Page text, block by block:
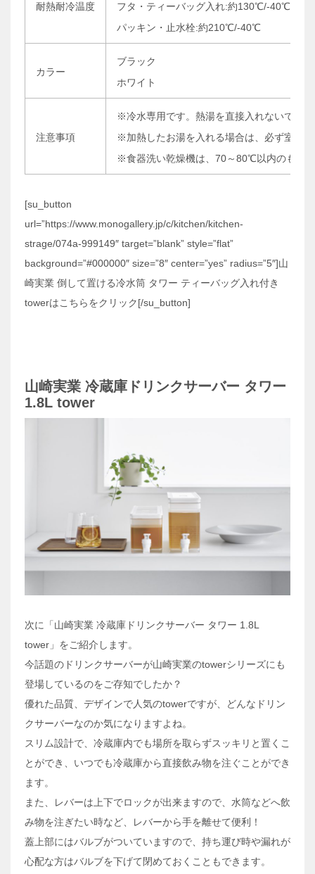
耐熱耐冷温度
フタ・ティーバッグ入れ:約130℃/-40℃
パッキン・止水栓:約210℃/-40℃
カラー
ブラック
ホワイト
注意事項
※冷水専用です。熱湯を直接入れないで下
※加熱したお湯を入れる場合は、必ず室温
※食器洗い乾燥機は、70～80℃以内のもの
[su_button
url=”https://www.monogallery.jp/c/kitchen/kitchen-
strage/074a-999149″ target=”blank” style=”flat”
background=”#000000″ size=”8″ center=”yes” radius=”5″]山
崎実業 倒して置ける冷水筒 タワー ティーバッグ入れ付き
towerはこちらをクリック[/su_button]
山崎実業 冷蔵庫ドリンクサーバー タワー
1.8L tower
次に「山崎実業 冷蔵庫ドリンクサーバー タワー 1.8L
tower」をご紹介します。
今話題のドリンクサーバーが山崎実業のtowerシリーズにも
登場しているのをご存知でしたか？
優れた品質、デザインで人気のtowerですが、どんなドリン
クサーバーなのか気になりますよね。
スリム設計で、冷蔵庫内でも場所を取らずスッキリと置くこ
とができ、いつでも冷蔵庫から直接飲み物を注ぐことができ
ます。
また、レバーは上下でロックが出来ますので、水筒などへ飲
み物を注ぎたい時など、レバーから手を離せて便利！
蓋上部にはバルブがついていますので、持ち運び時や漏れが
心配な方はバルブを下げて閉めておくこともできます。